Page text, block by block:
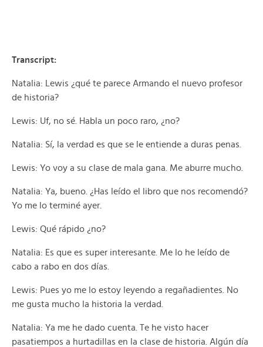
Transcript:
Natalia: Lewis ¿qué te parece Armando el nuevo profesor
de historia?
Lewis: Uf, no sé. Habla un poco raro, ¿no?
Natalia: Sí, la verdad es que se le entiende a duras penas.
Lewis: Yo voy a su clase de mala gana. Me aburre mucho.
Natalia: Ya, bueno. ¿Has leído el libro que nos recomendó?
Yo me lo terminé ayer.
Lewis: Qué rápido ¿no?
Natalia: Es que es super interesante. Me lo he leído de
cabo a rabo en dos días.
Lewis: Pues yo me lo estoy leyendo a regañadientes. No
me gusta mucho la historia la verdad.
Natalia: Ya me he dado cuenta. Te he visto hacer
pasatiempos a hurtadillas en la clase de historia. Algún día